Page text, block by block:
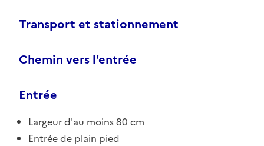
Transport et stationnement
Chemin vers l'entrée
Entrée
Largeur d'au moins 80 cm
Entrée de plain pied